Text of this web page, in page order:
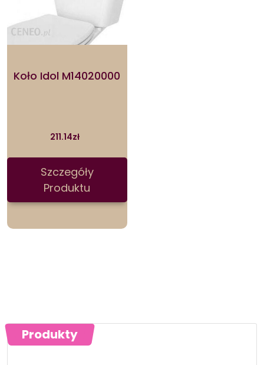
Koło Idol M14020000
211.14zł
Szczegóły
Produktu
Produkty